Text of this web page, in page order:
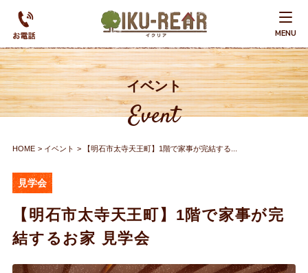
MENU
イベント
Event
HOME イベント 【明石市太寺天王町】1階で家事が完結する...
見学会
【明石市太寺天王町】1階で家事が完
結するお家 見学会